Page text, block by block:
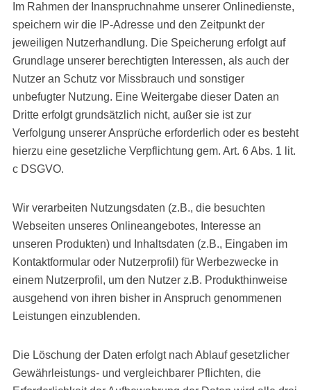
Im Rahmen der Inanspruchnahme unserer Onlinedienste,
speichern wir die IP-Adresse und den Zeitpunkt der
jeweiligen Nutzerhandlung. Die Speicherung erfolgt auf
Grundlage unserer berechtigten Interessen, als auch der
Nutzer an Schutz vor Missbrauch und sonstiger
unbefugter Nutzung. Eine Weitergabe dieser Daten an
Dritte erfolgt grundsätzlich nicht, außer sie ist zur
Verfolgung unserer Ansprüche erforderlich oder es besteht
hierzu eine gesetzliche Verpflichtung gem. Art. 6 Abs. 1 lit.
c DSGVO.
Wir verarbeiten Nutzungsdaten (z.B., die besuchten
Webseiten unseres Onlineangebotes, Interesse an
unseren Produkten) und Inhaltsdaten (z.B., Eingaben im
Kontaktformular oder Nutzerprofil) für Werbezwecke in
einem Nutzerprofil, um den Nutzer z.B. Produkthinweise
ausgehend von ihren bisher in Anspruch genommenen
Leistungen einzublenden.
Die Löschung der Daten erfolgt nach Ablauf gesetzlicher
Gewährleistungs- und vergleichbarer Pflichten, die